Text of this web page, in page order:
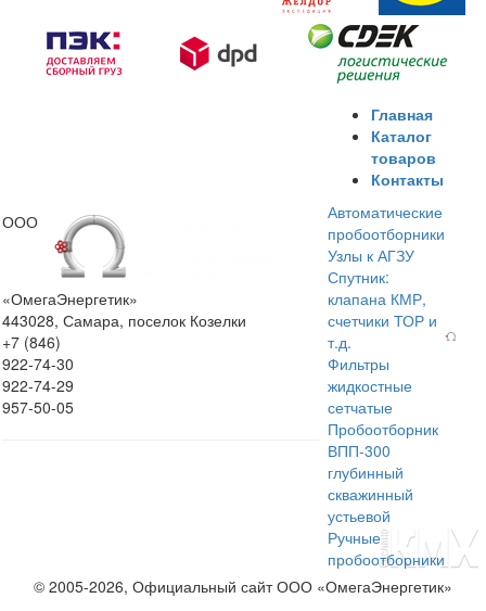
ООО
«ОмегаЭнергетик»
443028, Самара, поселок Козелки
+7 (846)
922-74-30
922-74-29
957-50-05
Главная
Каталог
товаров
Контакты
Автоматические
пробоотборники
Узлы к АГЗУ
Спутник:
клапана КМР,
счетчики ТОР и
т.д.
Фильтры
жидкостные
сетчатые
Пробоотборник
ВПП-300
глубинный
скважинный
устьевой
Ручные
пробоотборники
© 2005-2026, Официальный сайт ООО «ОмегаЭнергетик»